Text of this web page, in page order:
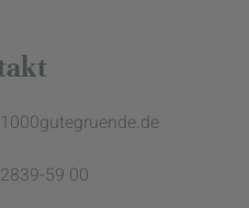
59 00